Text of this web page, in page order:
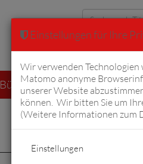
Erweiterte
Bücher von Fiftyfifty
Einstellungen für Ihre
Wir verwenden
Matomo anonyme
unserer Website
können. Wir bitten Sie um
(Weitere Informationen zum
Einstellungen